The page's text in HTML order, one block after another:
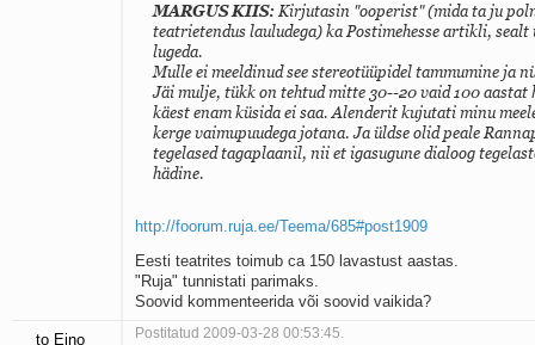
MARGUS KIIS: Kirjutasin "ooperist" (mida ta ju
teatrietendus lauludega) ka Postimehesse artikli,
lugeda.
Mulle ei meeldinud see stereotüüpidel tammumine ja
Jäi mulje, tükk on tehtud mitte 30--20 vaid 100 aastat
käest enam küsida ei saa. Alenderit kujutati minu
kerge vaimupuudega jotana. Ja üldse olid peale
tegelased tagaplaanil, nii et igasugune dialoog
hädine.
http://foorum.ruja.ee/Teema/685#post1909
Eesti teatrites toimub ca 150 lavastust aastas.
"Ruja" tunnistati parimaks.
Soovid kommenteerida või soovid vaikida?
to Eino Postitatud 2009-03-28 00:53:45.